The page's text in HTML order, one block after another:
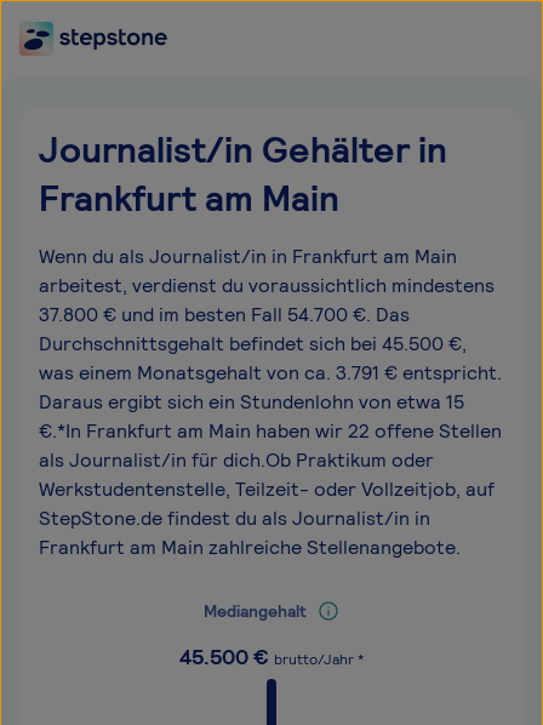
Journalist/in Gehälter in
Frankfurt am Main
Wenn du als Journalist/in in Frankfurt am Main
arbeitest, verdienst du voraussichtlich mindestens
37.800 € und im besten Fall 54.700 €. Das
Durchschnittsgehalt befindet sich bei 45.500 €,
was einem Monatsgehalt von ca. 3.791 € entspricht.
Daraus ergibt sich ein Stundenlohn von etwa 15
€.*In Frankfurt am Main haben wir 22 offene Stellen
als Journalist/in für dich.Ob Praktikum oder
Werkstudentenstelle, Teilzeit- oder Vollzeitjob, auf
StepStone.de findest du als Journalist/in in
Frankfurt am Main zahlreiche Stellenangebote.
Mediangehalt
45.500€ brutto/Jahr *